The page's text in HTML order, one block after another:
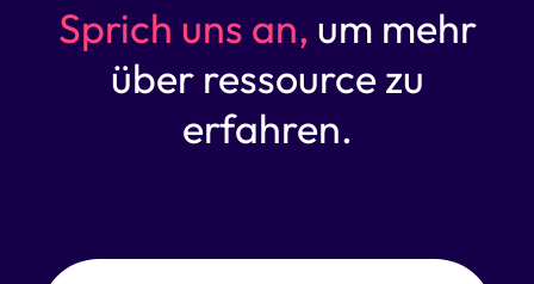
Sprich uns an, um mehr
über ressource zu
erfahren.